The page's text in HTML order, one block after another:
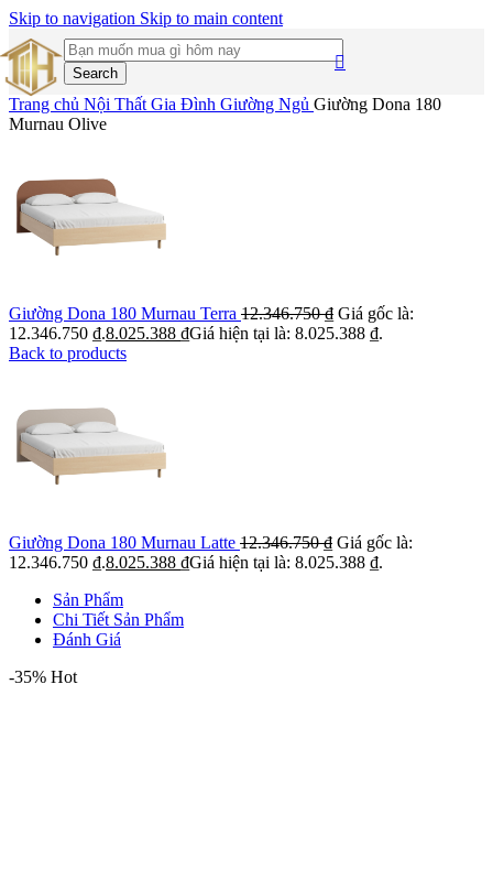
Skip to navigation Skip to main content
Search
Trang chủ Nội Thất Gia Đình Giường Ngủ Giường Dona 180
Murnau Olive
Giường Dona 180 Murnau Terra 12.346.750₫ Giá gốc là:
12.346.750 ₫.8.025.388 ₫Giá hiện tại là: 8.025.388 ₫.
Back to products
Giường Dona 180 Murnau Latte 12.346.750₫ Giá gốc là:
12.346.750 ₫.8.025.388 ₫Giá hiện tại là: 8.025.388 ₫.
Sản Phẩm
Chi Tiết Sản Phẩm
Đánh Giá
-35% Hot